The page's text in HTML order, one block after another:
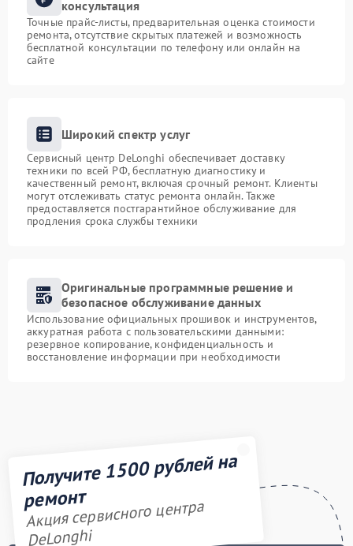
консультация
Точные прайс-листы, предварительная оценка стоимости
ремонта, отсутствие скрытых платежей и возможность
бесплатной консультации по телефону или онлайн на
сайте
Широкий спектр услуг
Сервисный центр DeLonghi обеспечивает доставку
техники по всей РФ, бесплатную диагностику и
качественный ремонт, включая срочный ремонт. Клиенты
могут отслеживать статус ремонта онлайн. Также
предоставляется постгарантийное обслуживание для
продления срока службы техники
Оригинальные программные решение и
безопасное обслуживание данных
Использование официальных прошивок и инструментов,
аккуратная работа с пользовательскими данными:
резервное копирование, конфиденциальность и
восстановление информации при необходимости
Получите 1500 рублей на
ремонт
Акция сервисного центра
DeLonghi